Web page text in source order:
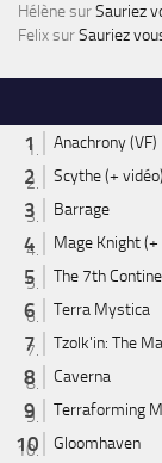
HélènesurSauriez
FelixsurSauriez
Anachrony (VF)
Scythe (+ vidéo)
Barrage
Mage Knight (+
The 7th
Terra Mystica
Tzolk'in: The
Caverna
Terraforming
Gloomhaven